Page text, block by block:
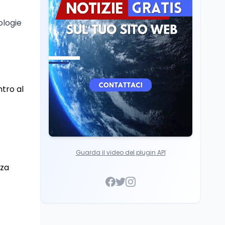
al
Mondo8 ago
A Nonthaburi il killer
14enne era bullizzato: la
CZ-75 era del nonno
Guarda il video del plugin API